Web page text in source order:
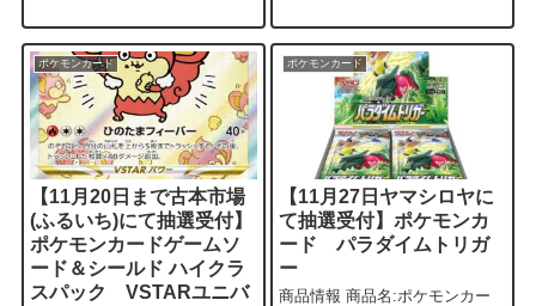
類のデザインのデッキケースと
デッキシールド1組に加え、拡張
パック「パラダイムトリ...
ポケモンカード
【11月20日まで古本市場
(ふるいち)にて抽選受付】
ポケモンカードゲームソ
ード＆シールド ハイクラ
スパック VSTARユニバ
ポケモンカード
【11月27日ヤマシロヤに
て抽選受付】ポケモンカ
ード パラダイムトリガ
ー
商品情報 商品名:ポケモンカー